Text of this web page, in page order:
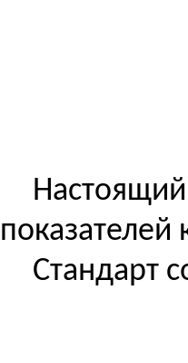
показателей
Стандарт